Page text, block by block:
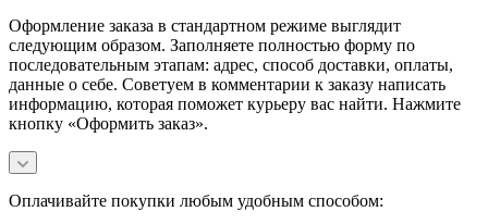
Оформление заказа в стандартном режиме выглядит
следующим образом. Заполняете полностью форму по
последовательным этапам: адрес, способ доставки, оплаты,
данные о себе. Советуем в комментарии к заказу написать
информацию, которая поможет курьеру вас найти. Нажмите
кнопку «Оформить заказ».
Оплачивайте покупки любым удобным способом: